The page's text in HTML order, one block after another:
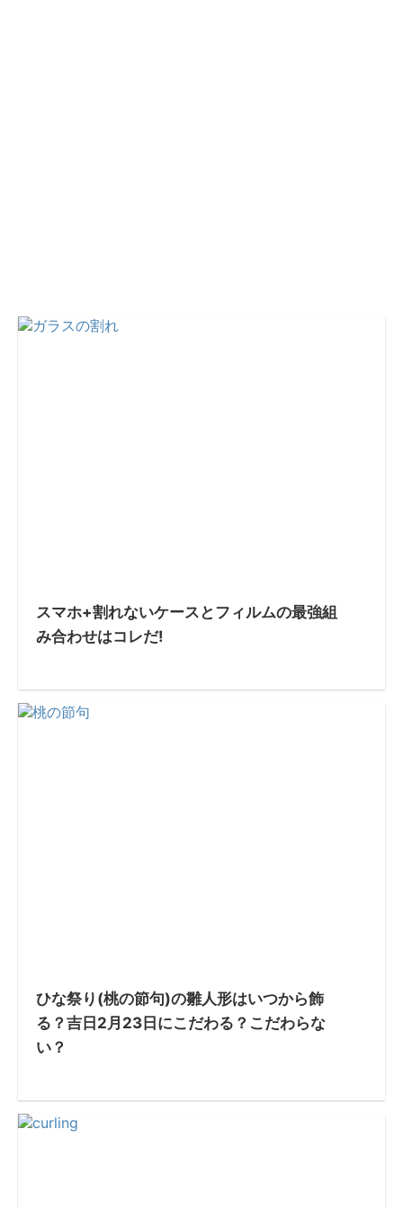
スマホ+割れないケースとフィルムの最強組
み合わせはコレだ!
ひな祭り(桃の節句)の雛人形はいつから飾
る？吉日2月23日にこだわる？こだわらな
い？